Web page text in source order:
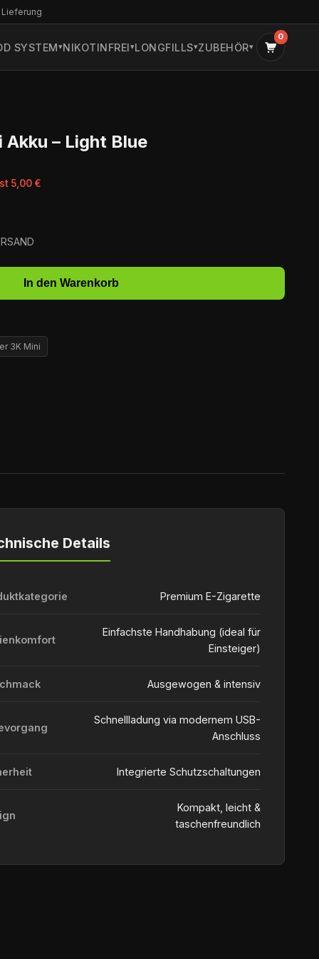
SYSTEM NIKOTINFREI LONGFILLS ZUBEHÖR
0
– Light Blue
5,00 €
In den Warenkorb
3K Mini
Details
Premium E-Zigarette
Einfachste Handhabung (ideal für
Einsteiger)
Ausgewogen & intensiv
Schnellladung via modernem USB-
Anschluss
Integrierte Schutzschaltungen
Kompakt, leicht &
taschenfreundlich